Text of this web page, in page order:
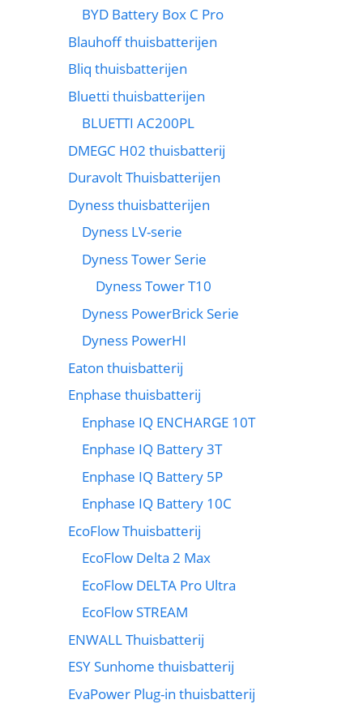
BYD Battery Box C Pro
Blauhoff thuisbatterijen
Bliq thuisbatterijen
Bluetti thuisbatterijen
BLUETTI AC200PL
DMEGC H02 thuisbatterij
Duravolt Thuisbatterijen
Dyness thuisbatterijen
Dyness LV-serie
Dyness Tower Serie
Dyness Tower T10
Dyness PowerBrick Serie
Dyness PowerHI
Eaton thuisbatterij
Enphase thuisbatterij
Enphase IQ ENCHARGE 10T
Enphase IQ Battery 3T
Enphase IQ Battery 5P
Enphase IQ Battery 10C
EcoFlow Thuisbatterij
EcoFlow Delta 2 Max
EcoFlow DELTA Pro Ultra
EcoFlow STREAM
ENWALL Thuisbatterij
ESY Sunhome thuisbatterij
EvaPower Plug-in thuisbatterij